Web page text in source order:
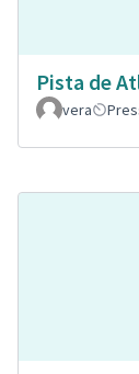
Pista de
vera